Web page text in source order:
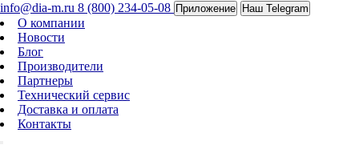
info@dia-m.ru 8 (800) 234-05-08 Приложение Наш Telegram
О компании
Новости
Блог
Производители
Партнеры
Технический сервис
Доставка и оплата
Контакты